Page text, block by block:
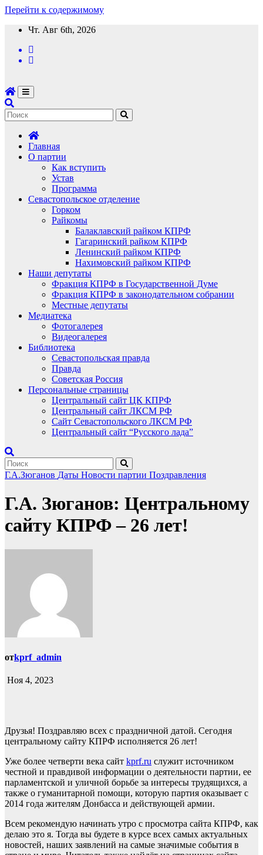
Перейти к содержимому
Чт. Авг 6th, 2026
Главная
О партии
Как вступить
Устав
Программа
Севастопольское отделение
Горком
Райкомы
Балаклавский райком КПРФ
Гагаринский райком КПРФ
Ленинский райком КПРФ
Нахимовский райком КПРФ
Наши депутаты
Фракция КПРФ в Государственной Думе
Фракция КПРФ в законодательном собрании
Местные депутаты
Медиатека
Фотогалерея
Видеогалерея
Библиотека
Севастопольская правда
Правда
Советская Россия
Персональные страницы
Центральный сайт ЦК КПРФ
Центральный сайт ЛКСМ РФ
Сайт Севастопольского ЛКСМ РФ
Центральный сайт “Русского лада”
Г.А.Зюганов Даты Новости партии Поздравления
Г.А. Зюганов: Центральному
сайту КПРФ – 26 лет!
отkprf_admin
Ноя 4, 2023
Друзья! Поздравляю всех с праздничной датой. Сегодня
центральному сайту КПРФ исполняется 26 лет!
Уже более четверти века сайт kprf.ru служит источником
честной и правдивой информации о деятельности партии, ее
парламентской и уличной борьбе за интересы трудящихся, а
также о гуманитарной помощи, которую партия оказывает с
2014 года жителям Донбасса и действующей армии.
Всем рекомендую начинать утро с просмотра сайта КПРФ, как
делаю это я. Тогда вы будете в курсе всех самых актуальных
новостей, наших заявлений на самые значимые события в